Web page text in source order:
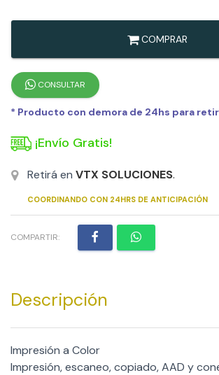
COMPRAR
CONSULTAR
* Producto con demora de 24hs para
¡Envío Gratis!
Retirá en VTX SOLUCIONES.
COORDINANDO CON 24HRS DE ANTICIPACIÓN
COMPARTIR:
Descripción
Impresión a Color
Impresión, escaneo, copiado, AAD y